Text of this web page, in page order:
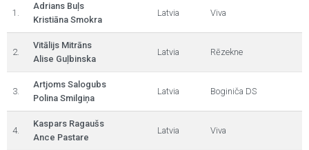
1.
Adrians Buļs
Kristiāna Smokra
Latvia Viva
2.
Vitālijs Mitrāns
Alise Guļbinska
Latvia Rēzekne
3.
Artjoms Salogubs
Polina Smilgiņa
Latvia Boginiča DS
4.
Kaspars Ragaušs
Ance Pastare
Latvia Viva